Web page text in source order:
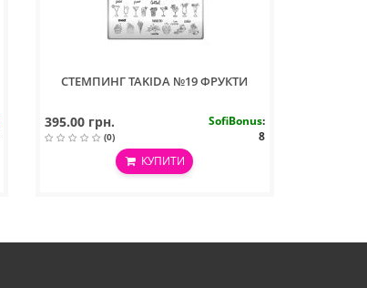
СТЕМПИНГ TAKIDA №19 ФРУКТИ
395.00 грн.
(0)
SofiBonus:
8
КУПИТИ